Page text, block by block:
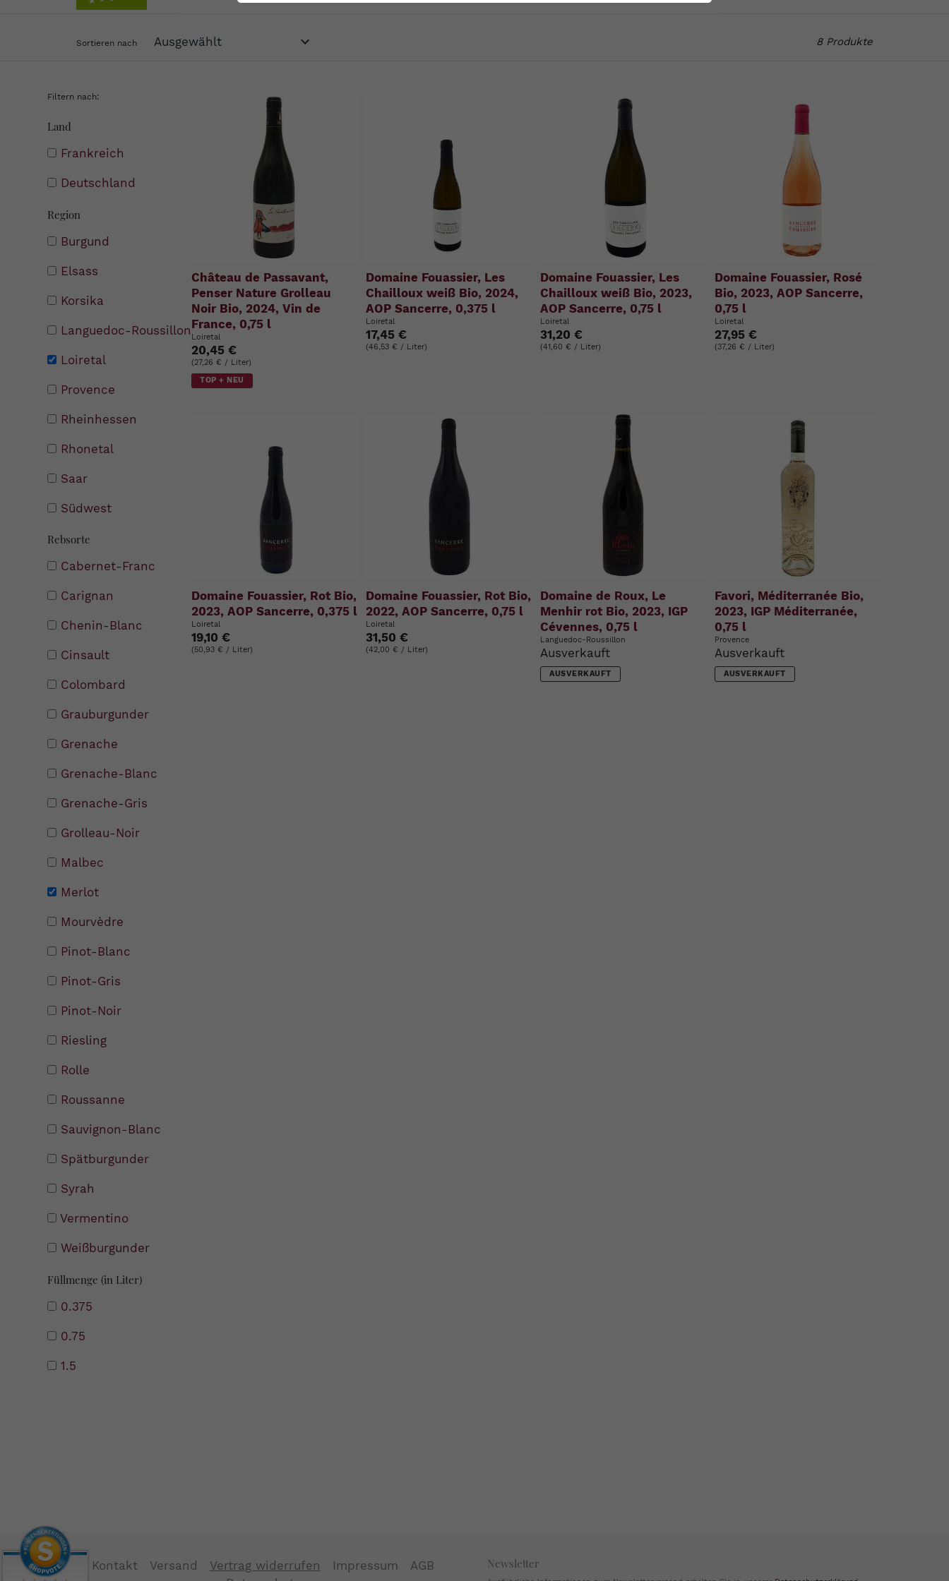
Sortieren nach 8 Produkte
Filtern nach:
Land
Frankreich
Deutschland
Region
Burgund
Elsass
Korsika
Languedoc-Roussillon
Loiretal
Provence
Rheinhessen
Rhonetal
Saar
Südwest
Rebsorte
Cabernet-Franc
Carignan
Chenin-Blanc
Cinsault
Colombard
Grauburgunder
Grenache
Grenache-Blanc
Grenache-Gris
Grolleau-Noir
Malbec
Merlot
Mourvèdre
Pinot-Blanc
Pinot-Gris
Pinot-Noir
Riesling
Rolle
Roussanne
Sauvignon-Blanc
Spätburgunder
Syrah
Vermentino
Weißburgunder
Füllmenge (in Liter)
0.375
0.75
1.5
Château de Passavant,
Penser Nature Grolleau
Noir Bio, 2024, Vin de
France, 0,75 l
Loiretal
20,45 €
(27,26 € / Liter)
TOP + NEU
Domaine Fouassier, Les
Chailloux weiß Bio, 2024,
AOP Sancerre, 0,375 l
Loiretal
17,45 €
(46,53 € / Liter)
Domaine Fouassier, Les
Chailloux weiß Bio, 2023,
AOP Sancerre, 0,75 l
Loiretal
31,20 €
(41,60 € / Liter)
Domaine Fouassier, Rosé
Bio, 2023, AOP Sancerre,
0,75 l
Loiretal
27,95 €
(37,26 € / Liter)
Domaine Fouassier, Rot Bio,
2023, AOP Sancerre, 0,375 l
Loiretal
19,10 €
(50,93 € / Liter)
Domaine Fouassier, Rot Bio,
2022, AOP Sancerre, 0,75 l
Loiretal
31,50 €
(42,00 € / Liter)
Domaine de Roux, Le
Menhir rot Bio, 2023, IGP
Cévennes, 0,75 l
Languedoc-Roussillon
Ausverkauft
AUSVERKAUFT
Favori, Méditerranée Bio,
2023, IGP Méditerranée,
0,75 l
Provence
Ausverkauft
AUSVERKAUFT
Kontakt Versand Vertrag widerrufen Impressum
AGB
Newsletter